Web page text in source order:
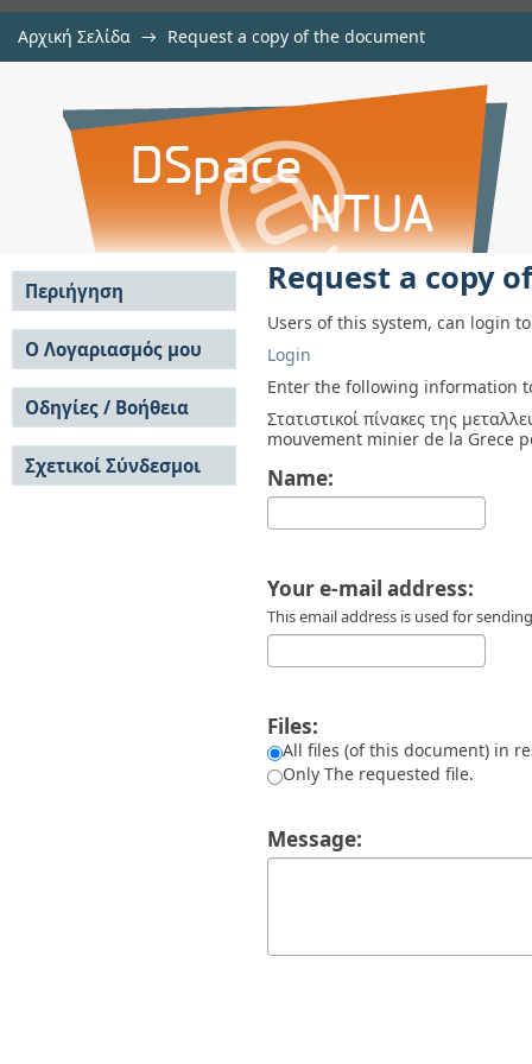
Αρχική Σελίδα → Request a copy of the document
Request a copy of the document
Request a copy
Users of this system, can login
Login
Enter the following information
Στατιστικοί πίνακες της
mouvement minier de la Grece
Name:
Your e-mail address:
This email address is used for
Files:
All files (of this document) in
Only The requested file.
Message:
Περιήγηση
Σε όλο το DSpace
Κοινότητες & Συλλογές
Ανά Ημερομηνία
Έκδοσης
Συγγραφείς
Τίτλοι
Θέματα
Ο Λογαριασμός μου
Σύνδεση
Εγγραφή
Οδηγίες / Βοήθεια
Οδηγίες Υποβολής
Οδηγίες Χρήσης ΙΑ
Συχνές Ερωτήσεις
Σχετικοί Σύνδεσμοι